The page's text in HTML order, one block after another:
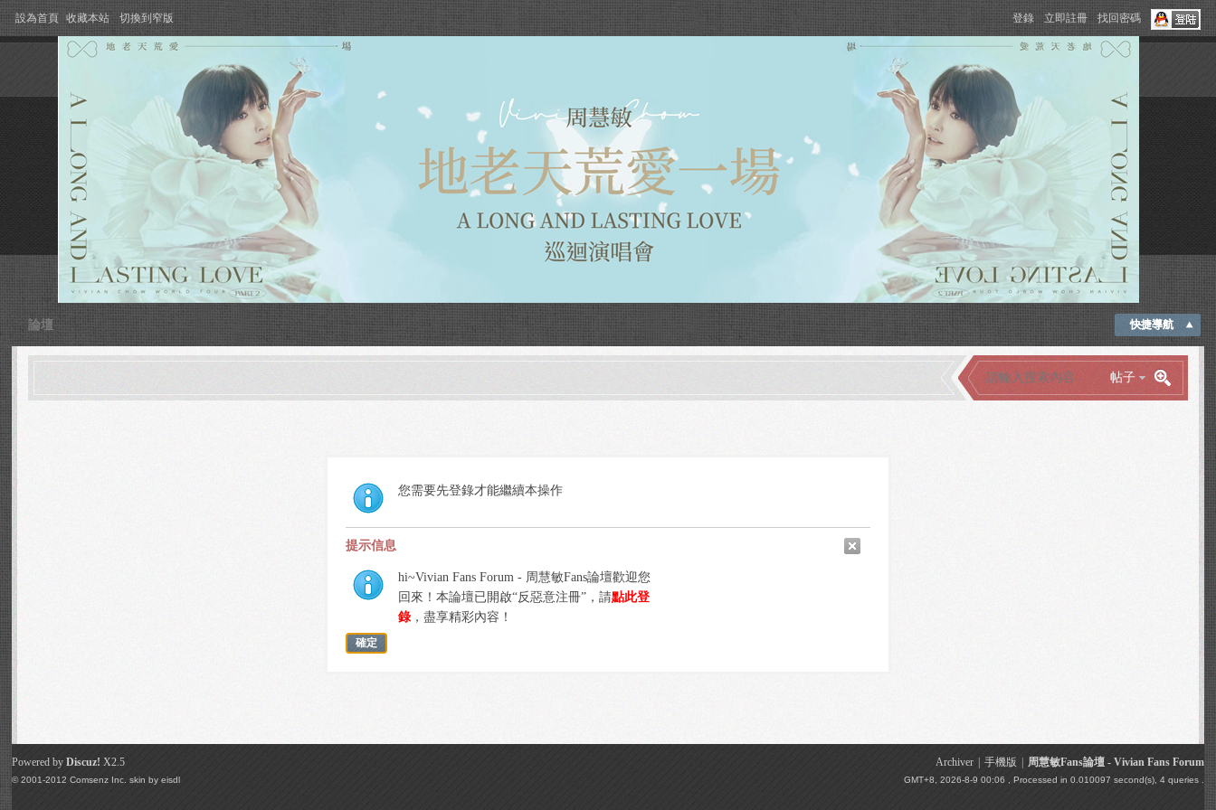
設為首頁 收藏本站 切換到窄版 登錄 立即註冊 找回密碼
快捷導航
論壇
帖子
您需要先登錄才能繼續本操作
提示信息
hi~Vivian Fans Forum - 周慧敏Fans論壇歡迎您
回來！本論壇已開啟“反惡意注冊”，請點此登
錄，盡享精彩內容！
確定
Archiver 手機版 周慧敏Fans論壇 - Vivian Fans Forum
GMT+8, 2026-8-9 00:06 , Processed in 0.010097 second(s), 4 queries .
Powered byDiscuz! X2.5
© 2001-2012Comsenz Inc. skin byeisdl